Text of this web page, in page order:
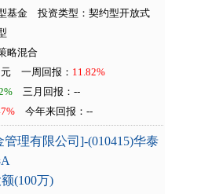
基金 投资类型：契约型开放式
略混合
一周回报： 11.82%
三月回报：--
今年来回报：--
理有限公司]-(010415)华泰
(100万)